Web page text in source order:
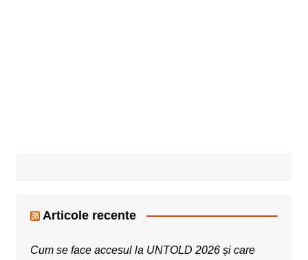
Articole recente
Cum se face accesul la UNTOLD 2026 și care